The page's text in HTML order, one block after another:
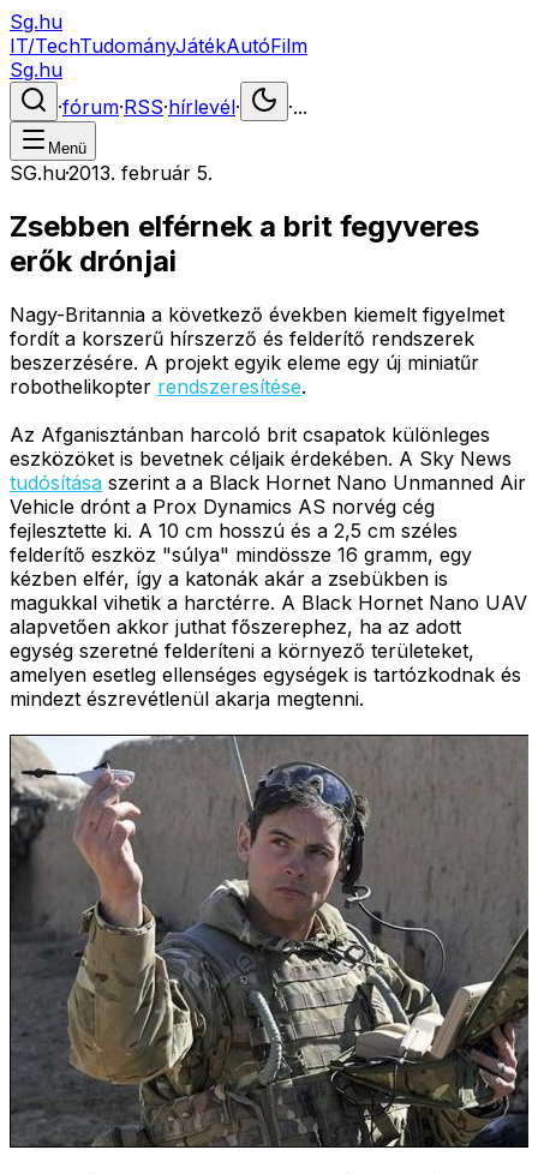
Sg.hu
IT/TechTudományJátékAutóFilm
Sg.hu
·fórum·RSS·hírlevél· ·...
Menü
SG.hu·2013. február 5.
Zsebben elférnek a brit fegyveres
erők drónjai
Nagy-Britannia a következő években kiemelt figyelmet
fordít a korszerű hírszerző és felderítő rendszerek
beszerzésére. A projekt egyik eleme egy új miniatűr
robothelikopter rendszeresítése.
Az Afganisztánban harcoló brit csapatok különleges
eszközöket is bevetnek céljaik érdekében. A Sky News
tudósítása szerint a a Black Hornet Nano Unmanned Air
Vehicle drónt a Prox Dynamics AS norvég cég
fejlesztette ki. A 10 cm hosszú és a 2,5 cm széles
felderítő eszköz "súlya" mindössze 16 gramm, egy
kézben elfér, így a katonák akár a zsebükben is
magukkal vihetik a harctérre. A Black Hornet Nano UAV
alapvetően akkor juthat főszerephez, ha az adott
egység szeretné felderíteni a környező területeket,
amelyen esetleg ellenséges egységek is tartózkodnak és
mindezt észrevétlenül akarja megtenni.